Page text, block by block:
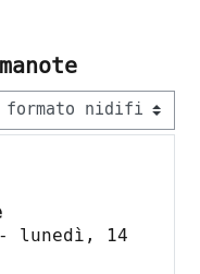
- lunedì, 14